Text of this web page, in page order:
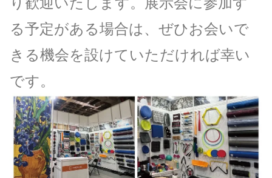
る予定がある場合は、ぜひお会いで
きる機会を設けていただければ幸い
です。